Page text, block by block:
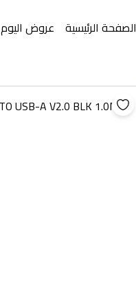
الصفحة الرئيسية عروض اليوم